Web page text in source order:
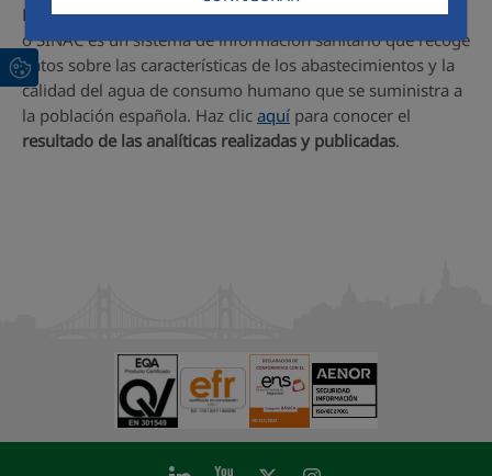
El Sistema de Información Nacional de Agua de Consumo
o SINAC es un sistema de información sanitario que recoge
datos sobre las características de los abastecimientos y la
calidad del agua de consumo humano que se suministra a
la población española. Haz clic aquí para conocer el
resultado de las analíticas realizadas y publicadas.